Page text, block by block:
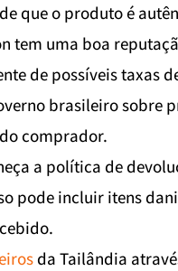
que o produto é
tem uma boa
de possíveis taxas
brasileiro sobre
comprador.
a política de
pode incluir itens
da Tailândia